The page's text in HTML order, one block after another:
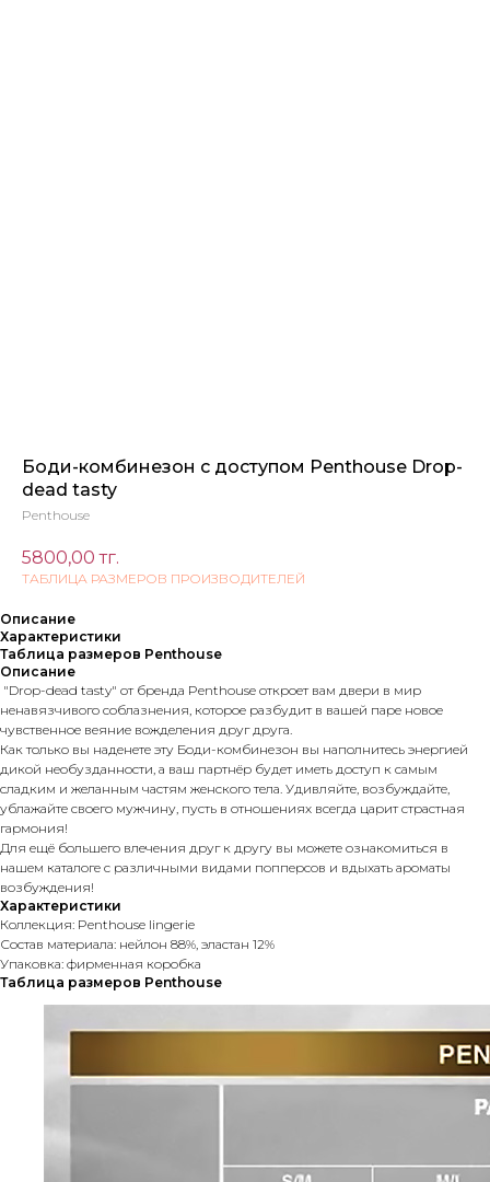
Боди-комбинезон с доступом Penthouse Drop-
dead tasty
Penthouse
5800,00 тг.
ТАБЛИЦА РАЗМЕРОВ ПРОИЗВОДИТЕЛЕЙ
Описание
Характеристики
Таблица размеров Penthouse
Описание
"Drop-dead tasty" от бренда Penthouse откроет вам двери в мир
ненавязчивого соблазнения, которое разбудит в вашей паре новое
чувственное веяние вожделения друг друга.
Как только вы наденете эту Боди-комбинезон вы наполнитесь энергией
дикой необузданности, а ваш партнёр будет иметь доступ к самым
сладким и желанным частям женского тела. Удивляйте, возбуждайте,
ублажайте своего мужчину, пусть в отношениях всегда царит страстная
гармония!
Для ещё большего влечения друг к другу вы можете ознакомиться в
нашем каталоге с различными видами попперсов и вдыхать ароматы
возбуждения!
Характеристики
Коллекция: Penthouse lingerie
Состав материала: нейлон 88%, эластан 12%
Упаковка: фирменная коробка
Таблица размеров Penthouse